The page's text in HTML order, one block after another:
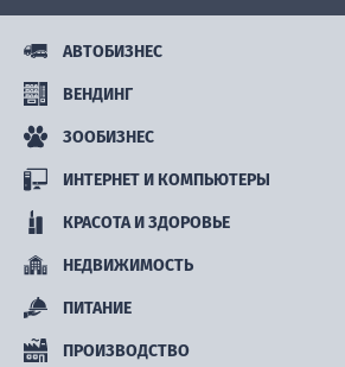
АВТОБИЗНЕС
ВЕНДИНГ
ЗООБИЗНЕС
ИНТЕРНЕТ И КОМПЬЮТЕРЫ
КРАСОТА И ЗДОРОВЬЕ
НЕДВИЖИМОСТЬ
ПИТАНИЕ
ПРОИЗВОДСТВО